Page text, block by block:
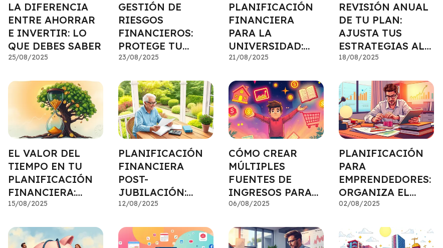
LA DIFERENCIA
ENTRE AHORRAR
E INVERTIR: LO
QUE DEBES SABER
25/08/2025
GESTIÓN DE
RIESGOS
FINANCIEROS:
PROTEGE TU
PATRIMONIO DE
23/08/2025
PLANIFICACIÓN
FINANCIERA
PARA LA
UNIVERSIDAD:
ASEGURA LA
TUS HIJOS
21/08/2025
REVISIÓN ANUAL
DE TU PLAN:
AJUSTA TUS
ESTRATEGIAS AL
CAMBIAR LA VIDA
18/08/2025
EL VALOR DEL
TIEMPO EN TU
PLANIFICACIÓN
FINANCIERA:
EMPIEZA HOY
15/08/2025
PLANIFICACIÓN
FINANCIERA
POST-
JUBILACIÓN:
SIGUE
TUS AHORROS
12/08/2025
CÓMO CREAR
MÚLTIPLES
FUENTES DE
INGRESOS PARA
MAYOR
06/08/2025
PLANIFICACIÓN
PARA
EMPRENDEDORES:
ORGANIZA EL
DINERO DE TU
02/08/2025